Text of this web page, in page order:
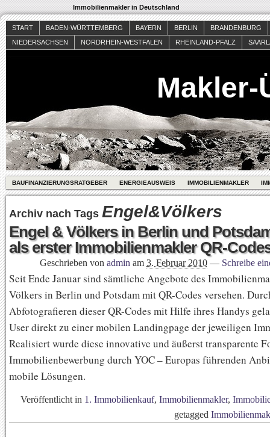
Immobilienmakler in Deutschland
START BADEN-WÜRTTEMBERG BAYERN BERLIN
BRANDENBURG
NIEDERSACHSEN
NORDRHEIN-WESTFALEN RHEINLAND-PFALZ
Makler-
BAUFINANZIERUNGSRATGEBER ENERGIEAUSWEIS IMMOBILIENMAKLER
Archiv nach Tags Engel&Völkers
Engel & Völkers in Berlin und
als erster Immobilienmakler QR-
Geschrieben von admin am 3. Februar 2010 — Schreibe
Seit Ende Januar sind sämtliche Angebote des
Völkers in Berlin und Potsdam mit QR-Codes versehen.
Abfotografieren dieser QR-Codes mit Hilfe ihres Handys
User direkt zu einer mobilen Landingpage der jeweiligen
Realisiert wurde diese innovative und äußerst transparente
Immobilienbewerbung durch YOC – Europas führenden
mobile Lösungen.
Veröffentlicht in 1. Immobilienkauf, Immobilienmakler,
getagged